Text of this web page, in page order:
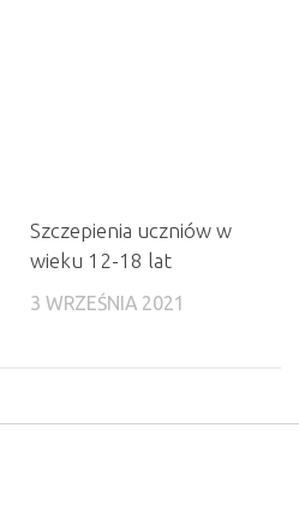
Szczepienia uczniów w
wieku 12-18 lat
3 WRZEŚNIA 2021